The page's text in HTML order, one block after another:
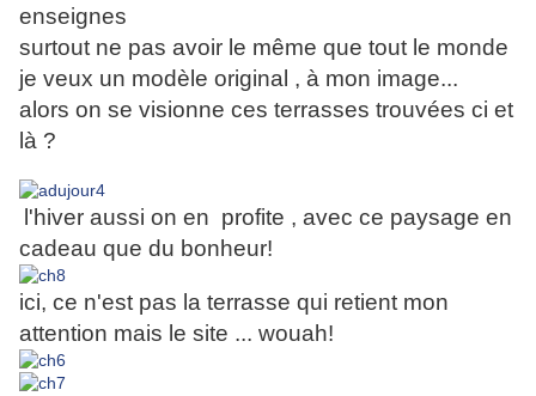
enseignes
surtout ne pas avoir le même que tout le monde
je veux un modèle original , à mon image...
alors on se visionne ces terrasses trouvées ci et
là ?
l'hiver aussi on en profite , avec ce paysage en
cadeau que du bonheur!
ici, ce n'est pas la terrasse qui retient mon
attention mais le site ... wouah!